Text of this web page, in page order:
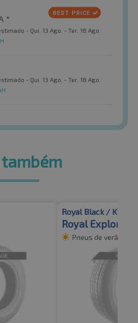
*
- Qui. 13 Ago. - Ter. 18 Ago.
- Qui. 13 Ago. - Ter. 18 Ago.
Royal Black / Kyoto
Royal Explorer
Pneus de verão